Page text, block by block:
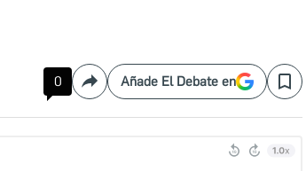
0 CompartirAñade El Debate en Save